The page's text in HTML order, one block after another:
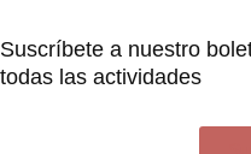
Suscríbete a nuestro
todas las actividades